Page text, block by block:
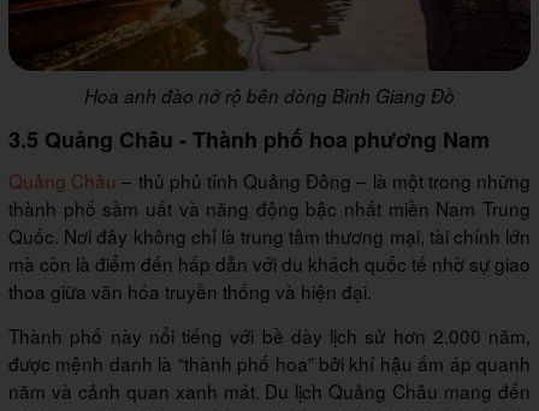
Hoa anh đào nở rộ bên dòng Bình Giang Đồ
3.5 Quảng Châu - Thành phố hoa phương Nam
Quảng Châu – thủ phủ tỉnh Quảng Đông – là một trong những
thành phố sầm uất và năng động bậc nhất miền Nam Trung
Quốc. Nơi đây không chỉ là trung tâm thương mại, tài chính lớn
mà còn là điểm đến hấp dẫn với du khách quốc tế nhờ sự giao
thoa giữa văn hóa truyền thống và hiện đại.
Thành phố này nổi tiếng với bề dày lịch sử hơn 2.000 năm,
được mệnh danh là “thành phố hoa” bởi khí hậu ấm áp quanh
năm và cảnh quan xanh mát. Du lịch Quảng Châu mang đến